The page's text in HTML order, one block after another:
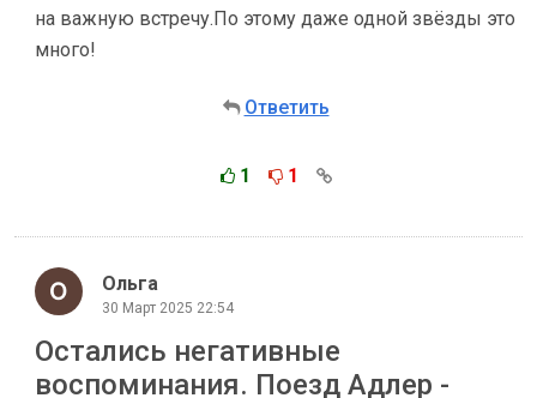
на важную встречу.По этому даже одной звёзды это
много!
Ответить
1 1
Ольга
30 Март 2025 22:54
Остались негативные
воспоминания. Поезд Адлер -